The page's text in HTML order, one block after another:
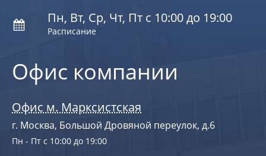
Офис компании
Офис м. Марксистская
г. Москва, Большой Дровяной переулок, д.6
Пн - Пт с 10:00 до 19:00
Пн, Вт, Ср, Чт, Пт с 10:00 до 19:00
Расписание